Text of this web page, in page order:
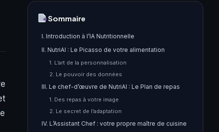
Sommaire
I. Introduction à l’IA Nutritionnelle
II. NutriAI : Le Picasso de votre alimentation
1. L’art de la personnalisation
2. Le pouvoir des données
III. Le chef-d’œuvre de NutriAI : Le Plan de repas
1. Des repas à votre image
2. Le secret de l’adaptation
IV. L’Assistant Chef : votre propre maître de cuisine